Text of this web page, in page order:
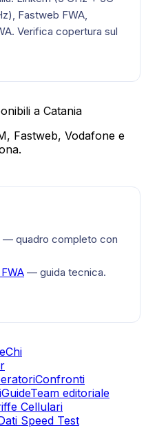
Fastweb FWA,
Verifica copertura sul
a Catania
Fastweb, Vodafone e
— quadro completo con
— guida tecnica.
Chi
Confronti
GuideTeam editoriale
Cellulari
Speed Test